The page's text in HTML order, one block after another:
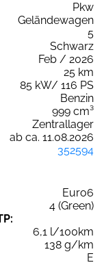
Pkw
Geländewagen
5
Schwarz
Feb / 2026
25 km
85 kW/ 116 PS
Benzin
999 cm³
Zentrallager
ab ca. 11.08.2026
352594
Euro6
4 (Green)
6,1 l/100km
138 g/km
E